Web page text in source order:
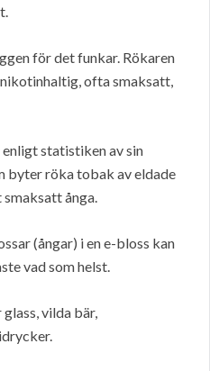
för det funkar. Rökaren
ofta smaksatt,
statistiken av sin
byter röka tobak av eldade
ånga.
(ångar) i en e-bloss kan
vad som helst.
vilda bär,